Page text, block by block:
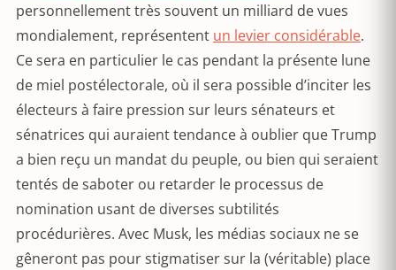
personnellement très souvent un milliard de vues
mondialement, représentent un levier considérable.
Ce sera en particulier le cas pendant la présente lune
de miel postélectorale, où il sera possible d’inciter les
électeurs à faire pression sur leurs sénateurs et
sénatrices qui auraient tendance à oublier que Trump
a bien reçu un mandat du peuple, ou bien qui seraient
tentés de saboter ou retarder le processus de
nomination usant de diverses subtilités
procédurières. Avec Musk, les médias sociaux ne se
gêneront pas pour stigmatiser sur la (véritable) place